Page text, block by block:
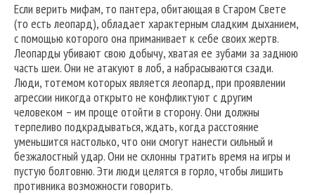
Если верить мифам, то пантера, обитающая в Старом Свете
(то есть леопард), обладает характерным сладким дыханием,
с помощью которого она приманивает к себе своих жертв.
Леопарды убивают свою добычу, хватая ее зубами за заднюю
часть шеи. Они не атакуют в лоб, а набрасываются сзади.
Люди, тотемом которых является леопард, при проявлении
агрессии никогда открыто не конфликтуют с другим
человеком – им проще отойти в сторону. Они должны
терпеливо подкрадываться, ждать, когда расстояние
уменьшится настолько, что они смогут нанести сильный и
безжалостный удар. Они не склонны тратить время на игры и
пустую болтовню. Эти люди целятся в горло, чтобы лишить
противника возможности говорить.